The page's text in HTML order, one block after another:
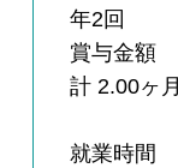
年2回
賞与金額
計 2.00ヶ
就業時間